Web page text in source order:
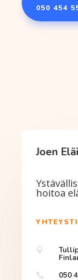
050 454
Joen
hoitoa

 050